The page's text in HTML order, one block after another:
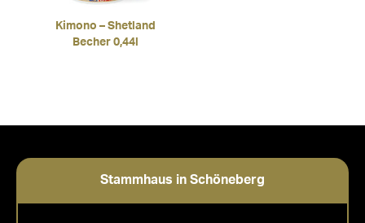
Kimono – Shetland
Becher 0,44l
Stammhaus in Schöneberg